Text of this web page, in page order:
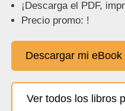
¡Descarga el PDF,
Precio promo: !
Descargar mi eBook
Ver todos los libros